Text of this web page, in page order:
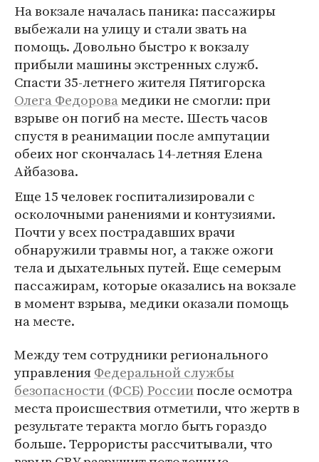
На вокзале началась паника: пассажиры
выбежали на улицу и стали звать на
помощь. Довольно быстро к вокзалу
прибыли машины экстренных служб.
Спасти 35-летнего жителя Пятигорска
Олега Федоровамедики не смогли: при
взрыве он погиб на месте. Шесть часов
спустя в реанимации после ампутации
обеих ног скончалась 14-летняя Елена
Айбазова.
Еще 15 человек госпитализировали с
осколочными ранениями и контузиями.
Почти у всех пострадавших врачи
обнаружили травмы ног, а также ожоги
тела и дыхательных путей. Еще семерым
пассажирам, которые оказались на вокзале
в момент взрыва, медики оказали помощь
на месте.
Между тем сотрудники регионального
управленияФедеральной службы
безопасности (ФСБ) Россиипосле осмотра
места происшествия отметили, что жертв в
результате теракта могло быть гораздо
больше. Террористы рассчитывали, что